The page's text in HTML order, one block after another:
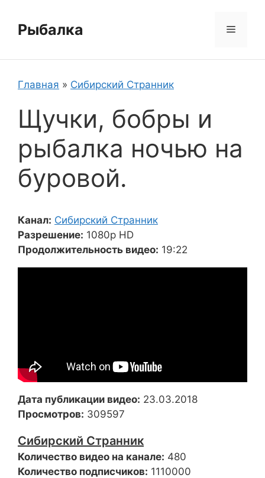
содержимому
Рыбалка Меню
Главная » Сибирский Странник
Щучки, бобры и
рыбалка ночью на
буровой.
Канал: Сибирский Странник
Разрешение: 1080p HD
Продолжительность видео: 19:22
Дата публикации видео: 23.03.2018
Просмотров: 309597
Сибирский Странник
Количество видео на канале: 480
Количество подписчиков: 1110000